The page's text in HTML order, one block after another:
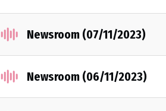
Newsroom (07/11/2023)
Newsroom (06/11/2023)